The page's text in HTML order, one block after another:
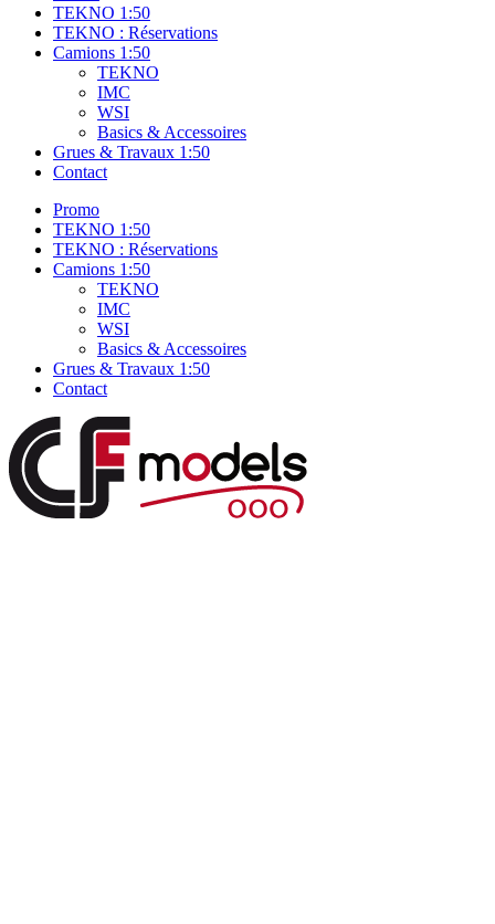
TEKNO 1:50
TEKNO : Réservations
Camions 1:50
TEKNO
IMC
WSI
Basics & Accessoires
Grues & Travaux 1:50
Contact
Promo
TEKNO 1:50
TEKNO : Réservations
Camions 1:50
TEKNO
IMC
WSI
Basics & Accessoires
Grues & Travaux 1:50
Contact